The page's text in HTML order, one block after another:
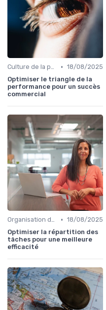
Culture de la performance commerciale • 18/08/2025
Optimiser le triangle de la
performance pour un succès
commercial
Organisation des forces de vente • 18/08/2025
Optimiser la répartition des
tâches pour une meilleure
efficacité